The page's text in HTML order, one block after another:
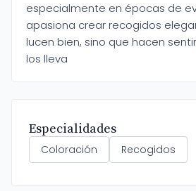
especialmente en épocas de
apasiona crear recogidos
lucen bien, sino que hacen
los lleva
Especialidades
Coloración Recogidos